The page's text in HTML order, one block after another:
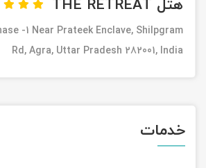
هتل THE RETREAT
-1 Near Prateek Enclave, Shilpgram
Rd, Agra, Uttar Pradesh 282001, India
خدمات
تور کویر مصر
تور کویر ابوزیدآباد
تور زیارتی اقساطی